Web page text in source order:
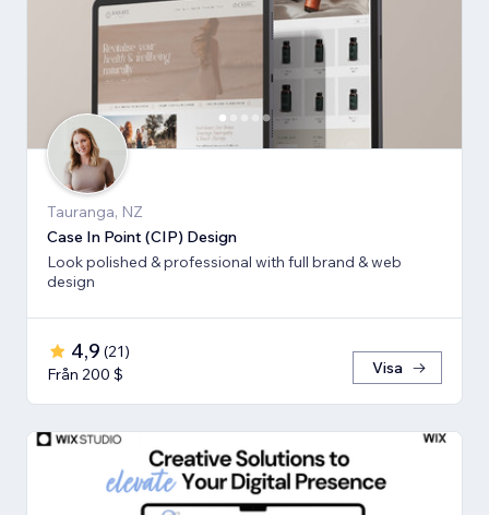
Tauranga, NZ
Case In Point (CIP) Design
Look polished & professional with full brand & web
design
4,9 (21)
Från 200 $
Visa